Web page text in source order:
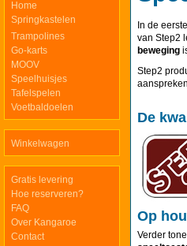
Home
Springkastelen
Trampolines
Go-karts
MOOV
Speelhuisjes
Tafelspelen
Voetbaldoelen
Winkelwagen
Gratis levering
Hoe reserveren?
FAQ
Over Kangaroe
Contact
In de
van Step2
beweging
Step2
De
Op
Verder